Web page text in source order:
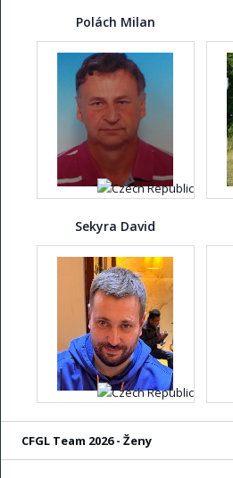
Polách Milan
Sekyra David
CFGL Team 2026 - Ženy